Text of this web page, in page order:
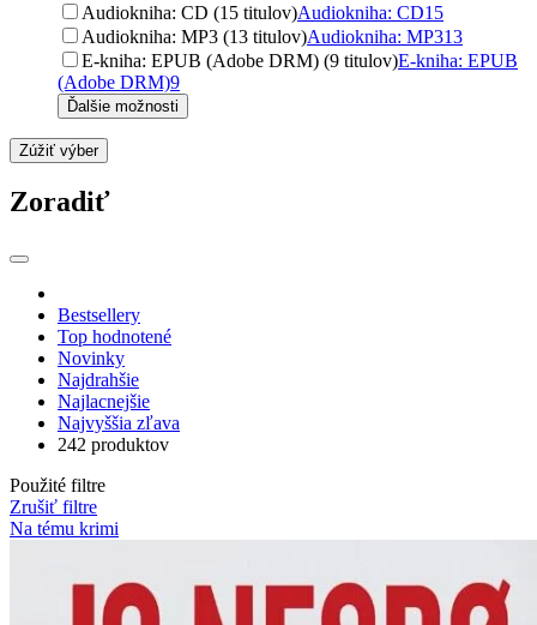
Audiokniha: CD (15 titulov)Audiokniha: CD15
Audiokniha: MP3 (13 titulov)Audiokniha: MP313
E-kniha: EPUB (Adobe DRM) (9 titulov)E-kniha: EPUB
(Adobe DRM)9
Ďalšie možnosti
Zúžiť výber
Zoradiť
Bestsellery
Top hodnotené
Novinky
Najdrahšie
Najlacnejšie
Najvyššia zľava
242 produktov
Použité filtre
Zrušiť filtre
Na tému krimi